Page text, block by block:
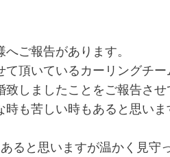
ご報告があります。
頂いているカーリングチー
しましたことをご報告させ
も苦しい時もあると思いま
ると思いますが温かく見守